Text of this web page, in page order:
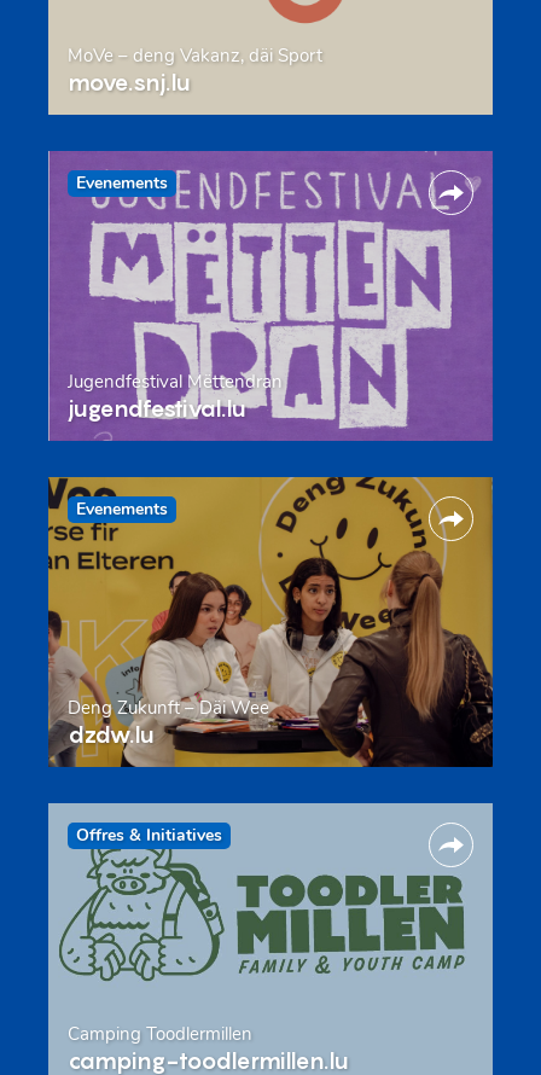
MoVe – deng Vakanz, däi Sport
move.snj.lu
Evenements
Jugendfestival Mëttendran
jugendfestival.lu
Evenements
Deng Zukunft – Däi Wee
dzdw.lu
Offres & Initiatives
Camping Toodlermillen
camping-toodlermillen.lu